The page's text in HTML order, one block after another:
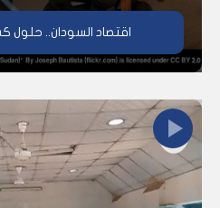
اقتصاد السودان..